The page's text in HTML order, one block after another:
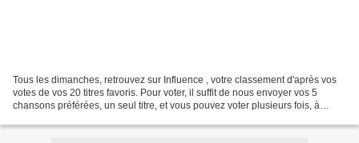
Tous les dimanches, retrouvez sur Influence , votre classement d'après vos
votes de vos 20 titres favoris. Pour voter, il suffit de nous envoyer vos 5
chansons préférées, un seul titre, et vous pouvez voter plusieurs fois, à